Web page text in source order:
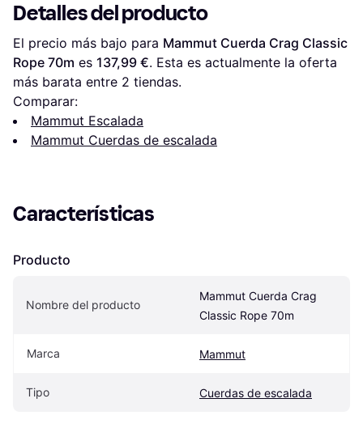
Detalles del producto
El precio más bajo para Mammut Cuerda Crag Classic
Rope 70m es 137,99 €. Esta es actualmente la oferta
más barata entre 2 tiendas.
Comparar:
Mammut Escalada
Mammut Cuerdas de escalada
Características
Producto
Nombre del producto
Mammut Cuerda Crag
Classic Rope 70m
Marca Mammut
Tipo Cuerdas de escalada